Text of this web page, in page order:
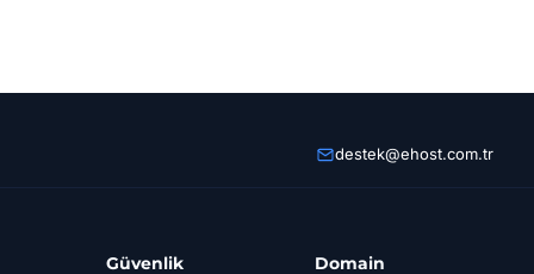
destek@ehost.com.tr
Güvenlik Domain